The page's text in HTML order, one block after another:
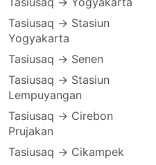
Tasiusaq → Stasiun
Yogyakarta
Tasiusaq → Senen
Tasiusaq → Stasiun
Lempuyangan
Tasiusaq → Cirebon
Prujakan
Tasiusaq → Cikampek